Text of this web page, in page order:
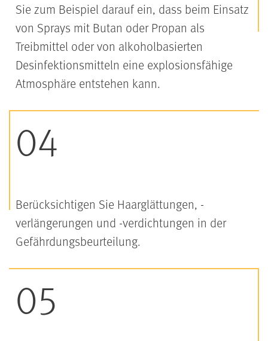
Sie zum Beispiel darauf ein, dass beim Einsatz
von Sprays mit Butan oder Propan als
Treibmittel oder von alkoholbasierten
Desinfektionsmitteln eine explosionsfähige
Atmosphäre entstehen kann.
Berücksichtigen Sie Haarglättungen, -
verlängerungen und -verdichtungen in der
Gefährdungsbeurteilung.